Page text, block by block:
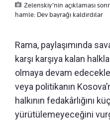
Zelenskiy’nin açıklaması
hamle: Dev bayrağı kaldırdılar
Rama, paylaşımında
karşı karşıya kalan
olmaya devam
veya politikanın
halkının fedakârlığını
yürütülemeyeceğini